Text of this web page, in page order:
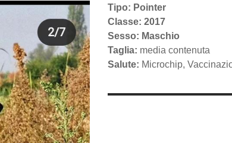
Tipo: Pointer
Classe: 2017
Sesso: Maschio
Taglia: media contenuta
Salute: Microchip,